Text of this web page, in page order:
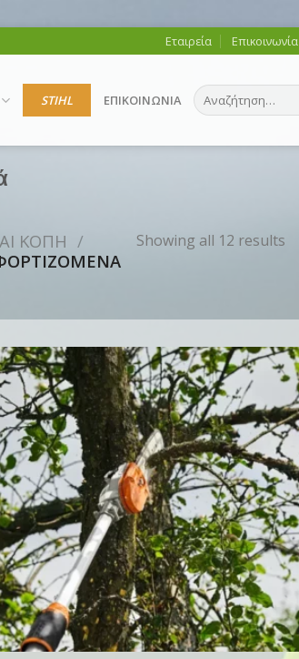
Εταιρεία Επικοινωνία
STIHL ΕΠΙΚΟΙΝΩΝΙΑ
Αναζήτηση
για:
ΚΟΠΗ /
Showing all 12 results